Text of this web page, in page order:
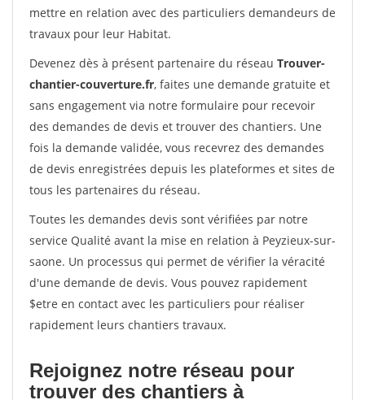
mettre en relation avec des particuliers demandeurs de
travaux pour leur Habitat.
Devenez dès à présent partenaire du réseau Trouver-
chantier-couverture.fr, faites une demande gratuite et
sans engagement via notre formulaire pour recevoir
des demandes de devis et trouver des chantiers. Une
fois la demande validée, vous recevrez des demandes
de devis enregistrées depuis les plateformes et sites de
tous les partenaires du réseau.
Toutes les demandes devis sont vérifiées par notre
service Qualité avant la mise en relation à Peyzieux-sur-
saone. Un processus qui permet de vérifier la véracité
d'une demande de devis. Vous pouvez rapidement
$etre en contact avec les particuliers pour réaliser
rapidement leurs chantiers travaux.
Rejoignez notre réseau pour
trouver des chantiers à